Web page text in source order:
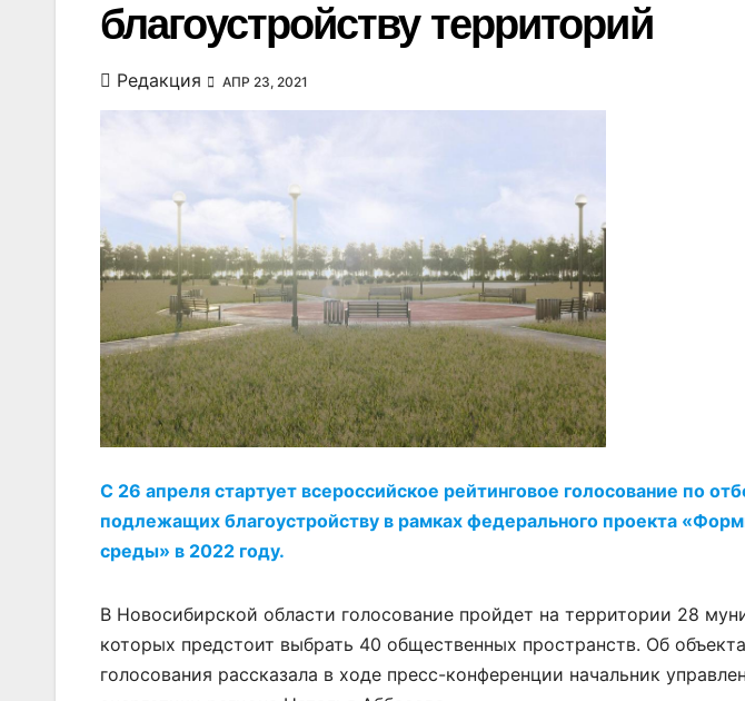
благоустройству территорий
Редакция АПР 23, 2021
С 26 апреля стартует всероссийское рейтинговое голосование по
подлежащих благоустройству в рамках федерального проекта
среды» в 2022 году.
В Новосибирской области голосование пройдет на территории 28
которых предстоит выбрать 40 общественных пространств. Об
голосования рассказала в ходе пресс-конференции начальник